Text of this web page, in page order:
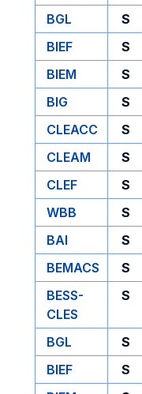
BGL S
BIEF
S
BIEM
S
BIG
S
CLEACC
S
CLEAM
S
CLEF
S
WBB
S
BAI
S
BEMACS
S
BESS-
CLES
S
BGL S
BIEF
S